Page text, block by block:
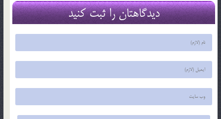
دیدگاهتان را ثبت کنید